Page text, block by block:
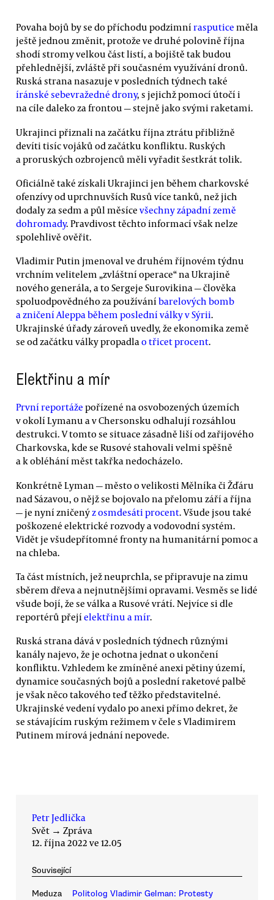
Povaha bojů by se do příchodu podzimnírasputice měla
ještě jednou změnit, protože ve druhé polovině října
shodí stromy velkou část listí, a bojiště tak budou
přehlednější, zvláště při současném využívání dronů.
Ruská strana nasazuje v posledních týdnech také
íránské sebevražedné drony, s jejichž pomocí útočí i
na cíle daleko za frontou — stejně jako svými raketami.
Ukrajinci přiznali na začátku října ztrátu přibližně
devíti tisíc vojáků od začátku konfliktu. Ruských
a proruských ozbrojenců měli vyřadit šestkrát tolik.
Oficiálně také získali Ukrajinci jen během charkovské
ofenzívy od uprchnuvších Rusů více tanků, než jich
dodaly za sedm a půl měsíce všechny západní země
dohromady. Pravdivost těchto informací však nelze
spolehlivě ověřit.
Vladimir Putin jmenoval ve druhém říjnovém týdnu
vrchním velitelem „zvláštní operace“ na Ukrajině
nového generála, a to Sergeje Surovikina — člověka
spoluodpovědného za používáníbarelových bomb
a zničení Aleppa během poslední války v Sýrii.
Ukrajinské úřady zároveň uvedly, že ekonomika země
se od začátku války propadlao třicet procent.
Elektřinu a mír
První reportáže pořízené na osvobozených územích
v okolí Lymanu a v Chersonsku odhalují rozsáhlou
destrukci. V tomto se situace zásadně liší od zařijového
Charkovska, kde se Rusové stahovali velmi spěšně
a k obléhání měst takřka nedocházelo.
Konkrétně Lyman — město o velikosti Mělníka či Žďáru
nad Sázavou, o nějž se bojovalo na přelomu září a října
— je nyní zničený z osmdesáti procent. Všude jsou také
poškozené elektrické rozvody a vodovodní systém.
Vidět je všudepřítomné fronty na humanitární pomoc a
na chleba.
Ta část místních, jež neuprchla, se připravuje na zimu
sběrem dřeva a nejnutnějšími opravami. Vesměs se lidé
všude bojí, že se válka a Rusové vrátí. Nejvíce si dle
reportérů přejíelektřinu a mír.
Ruská strana dává v posledních týdnech různými
kanály najevo, že je ochotna jednat o ukončení
konfliktu. Vzhledem ke zmíněné anexi pětiny území,
dynamice současných bojů a poslední raketové palbě
je však něco takového teď těžko představitelné.
Ukrajinské vedení vydalo po anexi přímo dekret, že
se stávajícím ruským režimem v čele s Vladimirem
Putinem mírová jednání nepovede.
Petr Jedlička
Svět → Zpráva
12. října 2022 ve 12.05
Související
Meduza
Politolog Vladimir Gelman: Protesty